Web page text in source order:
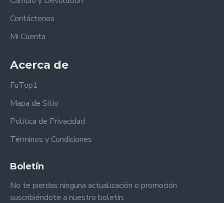
Contáctenos
Mi Cuenta
Acerca de
FuTop1
Mapa de Sitio
Política de Privacidad
Términos y Condiciones
Boletín
No te pierdas ninguna actualización o promoción
suscribiéndote a nuestro boletín.